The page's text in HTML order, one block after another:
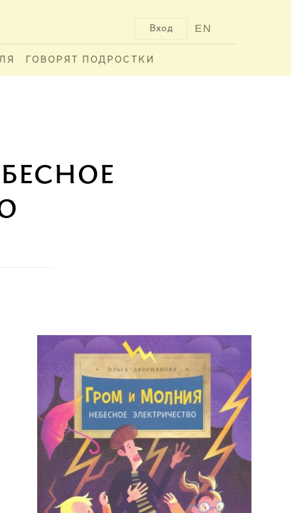
EN
Вход
ГОВОРЯТ ПОДРОСТКИ